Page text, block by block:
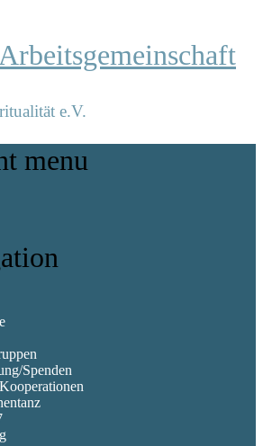
e.V.
menu
Spenden